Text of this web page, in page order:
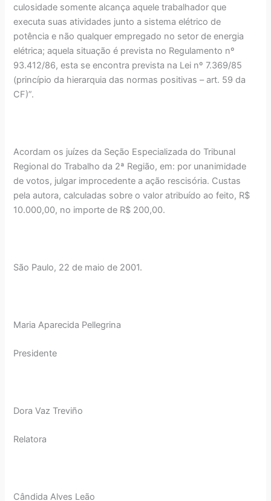
culosidade somente alcança aquele trabalhador que
executa suas atividades junto a sistema elétrico de
potência e não qualquer empregado no setor de energia
elétrica; aquela situação é prevista no Regulamento nº
93.412/86, esta se encontra prevista na Lei nº 7.369/85
(princípio da hierarquia das normas positivas – art. 59 da
CF)”.
Acordam os juízes da Seção Especializada do Tribunal
Regional do Trabalho da 2ª Região, em: por unanimidade
de votos, julgar improcedente a ação rescisória. Custas
pela autora, calculadas sobre o valor atribuído ao feito, R$
10.000,00, no importe de R$ 200,00.
São Paulo, 22 de maio de 2001.
Maria Aparecida Pellegrina
Presidente
Dora Vaz Treviño
Relatora
Cândida Alves Leão